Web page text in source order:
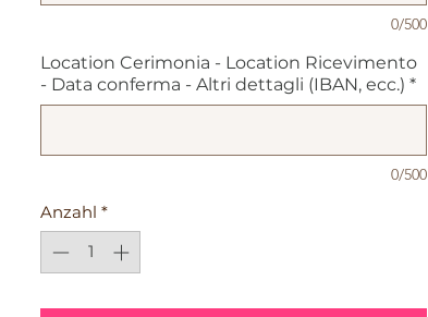
0/500
Location Cerimonia - Location Ricevimento
- Data conferma - Altri dettagli (IBAN, ecc.) *
0/500
Anzahl *